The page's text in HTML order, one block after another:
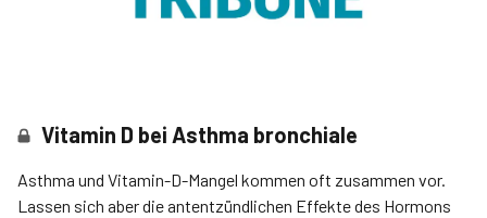
Vitamin D bei Asthma bronchiale
Asthma und Vitamin-D-Mangel kommen oft zusammen vor.
Lassen sich aber die antentzündlichen Effekte des Hormons